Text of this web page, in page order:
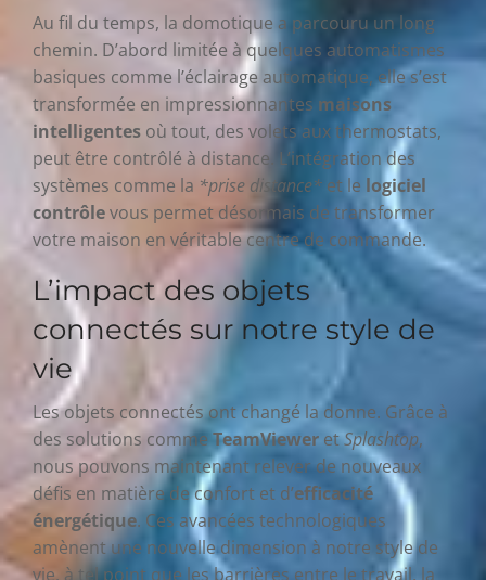
Au fil du temps, la domotique a parcouru un long
chemin. D’abord limitée à quelques automatismes
basiques comme l’éclairage automatique, elle s’est
transformée en impressionnantes maisons
intelligentes où tout, des volets aux thermostats,
peut être contrôlé à distance. L’intégration des
systèmes comme la *prise distance* et le logiciel
contrôlevous permet désormais de transformer
votre maison en véritable centre de commande.
L’impact des objets
connectés sur notre style de
vie
Les objets connectés ont changé la donne. Grâce à
des solutions comme TeamViewer etSplashtop,
nous pouvons maintenant relever de nouveaux
défis en matière de confort et d’efficacité
énergétique. Ces avancées technologiques
amènent une nouvelle dimension à notre style de
vie, à tel point que les barrières entre le travail, la